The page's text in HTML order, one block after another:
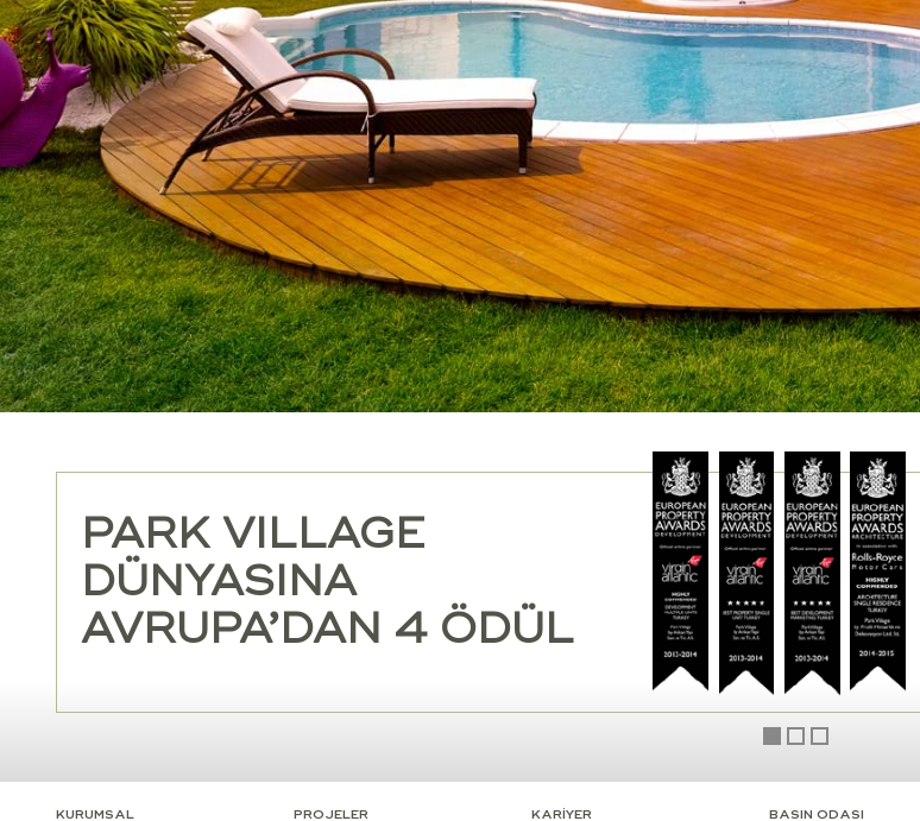
TOSKANA
ORIZZONTE’YE
ÖDÜL YAĞMURU!
KURUMSAL PROJELER KARİYER BASIN ODASI